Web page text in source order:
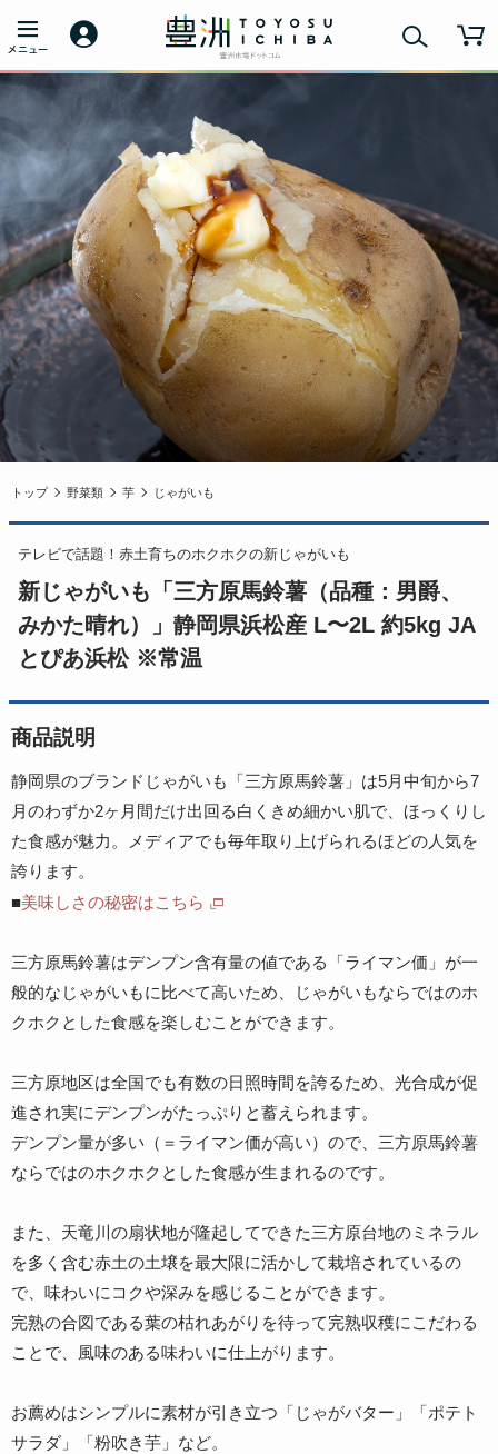
トップ 野菜類 芋 じゃがいも
テレビで話題！赤土育ちのホクホクの新じゃがいも
新じゃがいも「三方原馬鈴薯（品種：男爵、
みかた晴れ）」静岡県浜松産 L〜2L 約5kg JA
とぴあ浜松 ※常温
商品説明
静岡県のブランドじゃがいも「三方原馬鈴薯」は5月中旬から7
月のわずか2ヶ月間だけ出回る白くきめ細かい肌で、ほっくりし
た食感が魅力。メディアでも毎年取り上げられるほどの人気を
誇ります。
■美味しさの秘密はこちら
三方原馬鈴薯はデンプン含有量の値である「ライマン価」が一
般的なじゃがいもに比べて高いため、じゃがいもならではのホ
クホクとした食感を楽しむことができます。
三方原地区は全国でも有数の日照時間を誇るため、光合成が促
進され実にデンプンがたっぷりと蓄えられます。
デンプン量が多い（＝ライマン価が高い）ので、三方原馬鈴薯
ならではのホクホクとした食感が生まれるのです。
また、天竜川の扇状地が隆起してできた三方原台地のミネラル
を多く含む赤土の土壌を最大限に活かして栽培されているの
で、味わいにコクや深みを感じることができます。
完熟の合図である葉の枯れあがりを待って完熟収穫にこだわる
ことで、風味のある味わいに仕上がります。
お薦めはシンプルに素材が引き立つ「じゃがバター」「ポテト
サラダ」「粉吹き芋」など。